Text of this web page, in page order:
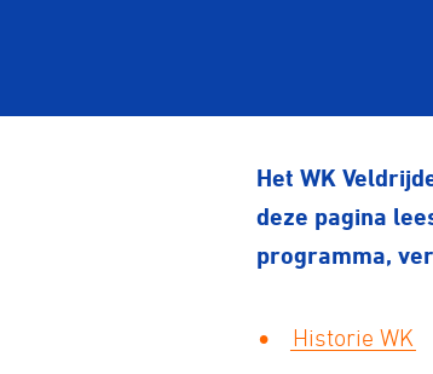
Het WK
deze pagina
programma,
Historie WK